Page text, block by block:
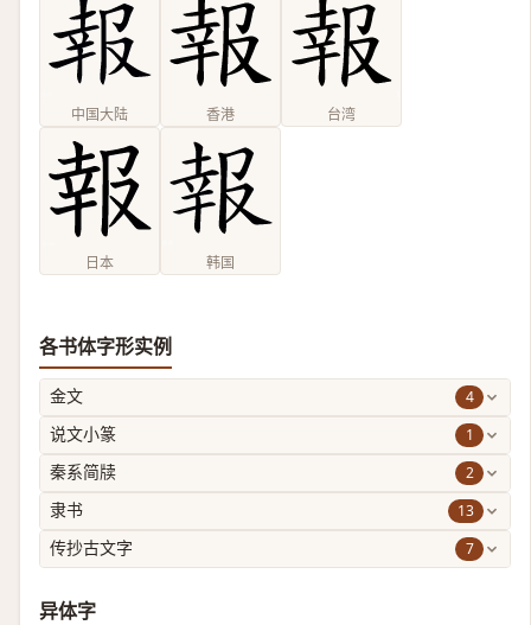
中国大陆 香港 台湾
日本 韩国
各书体字形实例
金文 4
说文小篆 1
秦系简牍 2
隶书 13
传抄古文字 7
异体字